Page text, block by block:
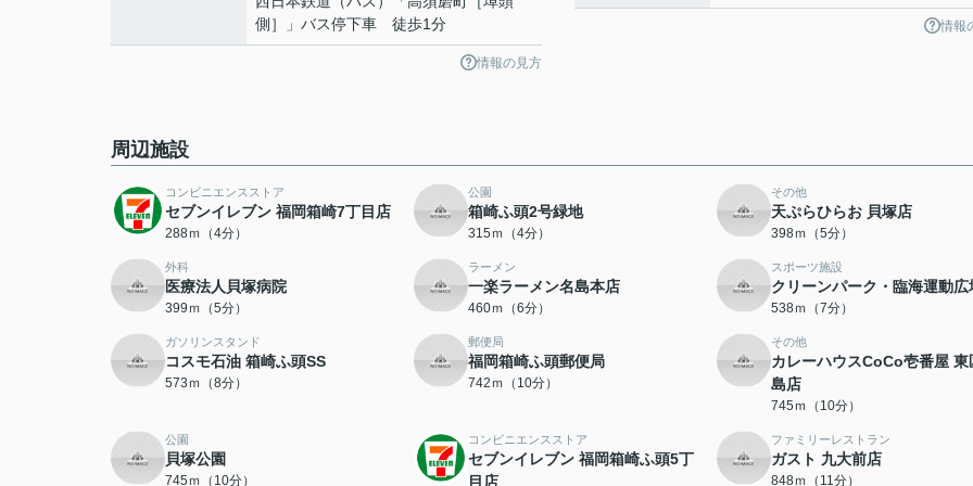
側］」バス停下車 徒歩1分
情報の見方
情報
周辺施設
コンビニエンスストア
セブンイレブン 福岡箱崎7丁目店
288ｍ（4分）
公園
箱崎ふ頭2号緑地
315ｍ（4分）
その他
天ぷらひらお 貝塚店
398ｍ（5分）
外科
医療法人貝塚病院
399ｍ（5分）
ラーメン
一楽ラーメン名島本店
460ｍ（6分）
スポーツ施設
クリーンパーク・臨海運動広
538ｍ（7分）
ガソリンスタンド
コスモ石油 箱崎ふ頭SS
573ｍ（8分）
郵便局
福岡箱崎ふ頭郵便局
742ｍ（10分）
その他
カレーハウスCoCo壱番屋 東
島店
745ｍ（10分）
公園
貝塚公園
745ｍ（10分）
コンビニエンスストア
セブンイレブン 福岡箱崎ふ頭5丁
目店
ファミリーレストラン
ガスト 九大前店
848ｍ（11分）